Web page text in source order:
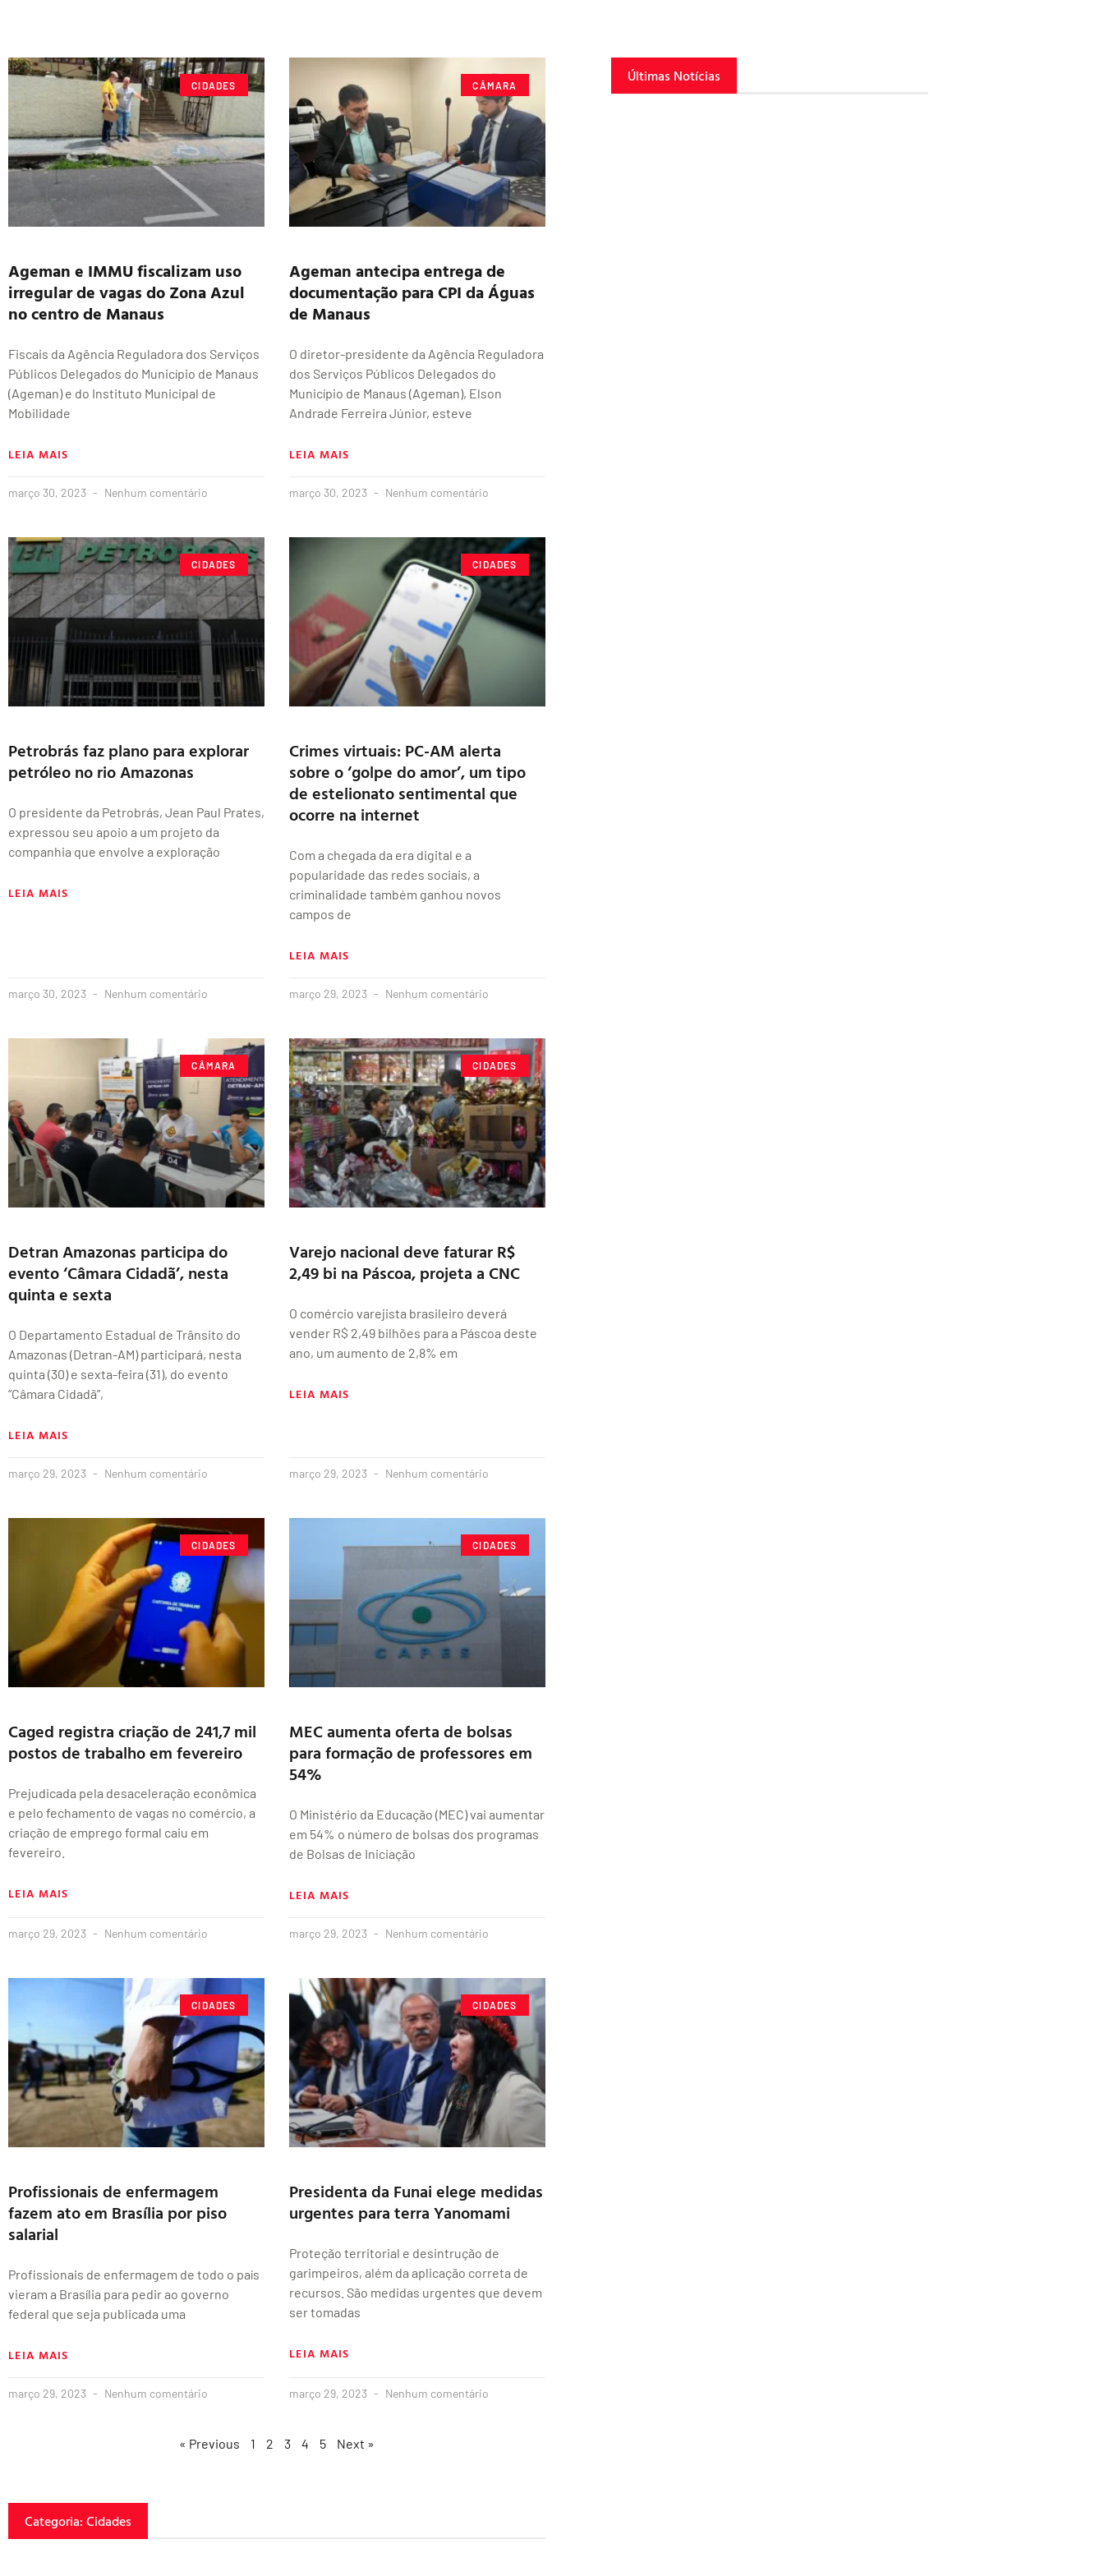
CIDADES
Ageman e IMMU fiscalizam uso
irregular de vagas do Zona Azul
no centro de Manaus
Fiscais da Agência Reguladora dos Serviços
Públicos Delegados do Município de Manaus
(Ageman) e do Instituto Municipal de
Mobilidade
LEIA MAIS
março 30, 2023 Nenhum comentário
CÂMARA
Ageman antecipa entrega de
documentação para CPI da Águas
de Manaus
O diretor-presidente da Agência Reguladora
dos Serviços Públicos Delegados do
Município de Manaus (Ageman), Elson
Andrade Ferreira Júnior, esteve
LEIA MAIS
março 30, 2023 Nenhum comentário
CIDADES
Petrobrás faz plano para explorar
petróleo no rio Amazonas
O presidente da Petrobrás, Jean Paul Prates,
expressou seu apoio a um projeto da
companhia que envolve a exploração
LEIA MAIS
março 30, 2023 Nenhum comentário
CIDADES
Crimes virtuais: PC-AM alerta
sobre o ‘golpe do amor’, um tipo
de estelionato sentimental que
ocorre na internet
Com a chegada da era digital e a
popularidade das redes sociais, a
criminalidade também ganhou novos
campos de
LEIA MAIS
março 29, 2023 Nenhum comentário
CÂMARA
Detran Amazonas participa do
evento ‘Câmara Cidadã’, nesta
quinta e sexta
O Departamento Estadual de Trânsito do
Amazonas (Detran-AM) participará, nesta
quinta (30) e sexta-feira (31), do evento
“Câmara Cidadã”,
LEIA MAIS
março 29, 2023 Nenhum comentário
CIDADES
Varejo nacional deve faturar R$
2,49 bi na Páscoa, projeta a CNC
O comércio varejista brasileiro deverá
vender R$ 2,49 bilhões para a Páscoa deste
ano, um aumento de 2,8% em
LEIA MAIS
março 29, 2023 Nenhum comentário
CIDADES
Caged registra criação de 241,7 mil
postos de trabalho em fevereiro
Prejudicada pela desaceleração econômica
e pelo fechamento de vagas no comércio, a
criação de emprego formal caiu em
fevereiro.
LEIA MAIS
março 29, 2023 Nenhum comentário
CIDADES
MEC aumenta oferta de bolsas
para formação de professores em
54%
O Ministério da Educação (MEC) vai aumentar
em 54% o número de bolsas dos programas
de Bolsas de Iniciação
LEIA MAIS
março 29, 2023 Nenhum comentário
CIDADES
Profissionais de enfermagem
fazem ato em Brasília por piso
salarial
Profissionais de enfermagem de todo o país
vieram a Brasília para pedir ao governo
federal que seja publicada uma
LEIA MAIS
março 29, 2023 Nenhum comentário
CIDADES
Presidenta da Funai elege medidas
urgentes para terra Yanomami
Proteção territorial e desintrução de
garimpeiros, além da aplicação correta de
recursos. São medidas urgentes que devem
ser tomadas
LEIA MAIS
março 29, 2023 Nenhum comentário
« Previous 1 2 3 4 5 Next »
Categoria: Cidades
Últimas Notícias